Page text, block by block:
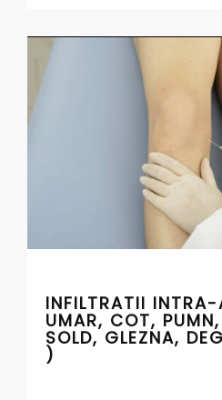
INFILTRATII
UMAR, COT,
SOLD, GLEZNA,
)